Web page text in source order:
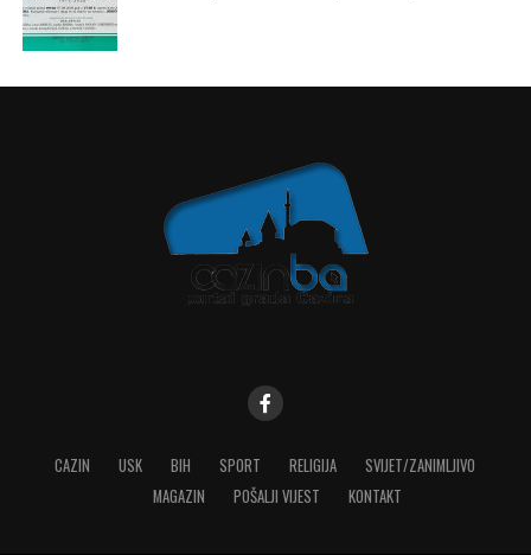
CAZIN USK BIH SPORT RELIGIJA
SVIJET/ZANIMLJIVO
MAGAZIN
POŠALJI VIJEST KONTAKT